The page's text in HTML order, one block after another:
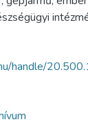
handle/